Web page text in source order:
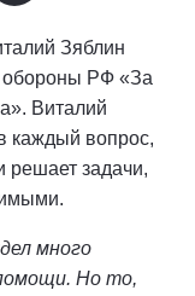
Зяблин
обороны РФ «За
Виталий
каждый вопрос,
решает задачи,
много
Но то,